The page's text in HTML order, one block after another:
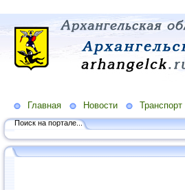
Главная Новости Транспорт
Поиск на портале...